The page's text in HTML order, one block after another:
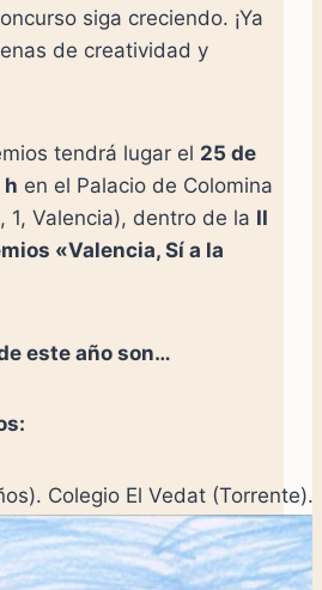
siga creciendo. ¡Ya
de creatividad y
tendrá lugar el 25 de
h en el Palacio de Colomina
1, Valencia), dentro de la II
«Valencia, Sí a la
este año son…
Colegio El Vedat